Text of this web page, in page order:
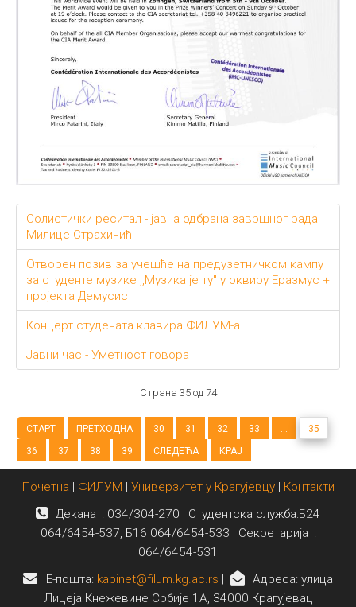
Солистички реситал - јавна одбрана завршног рада
Милице Страхинић
Отворен позив за учешће на предузетничком кампу
за студенте музике ,,Музика је ту" у оквиру Еразмус +
пројекта Демусис
Концерт студената клавира ФИЛУМ-а
Јавни час - Уметност говора
Страна 35 од 74
СТАРТ ПРЕТХОДНА 30 31 32 33 ...
35
36
37 38 39 СЛЕДЕЋА КРАЈ
Почетна | ФИЛУМ | Универзитет у Крагујевцу| Контакти
Деканат: 034/304-270 | Студентска служба:Б24
064/6454-537, Б16 064/6454-533 | Секретаријат:
064/6454-531
E-пошта: kabinet@filum.kg.ac.rs |
Адреса: улица
Лицеја Кнежевине Србије 1А, 34000 Крагујевац